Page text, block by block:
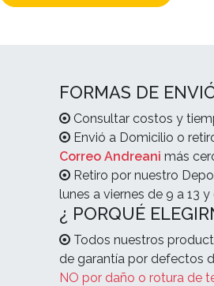
FORMAS DE
Consultar costos y
Envió a Domicilio o
Correo Andreani más
Retiro por nuestro
lunes a viernes de 9 a 13 y
¿ PORQUÉ
Todos nuestros
de garantía por defectos
NO por daño o rotura de